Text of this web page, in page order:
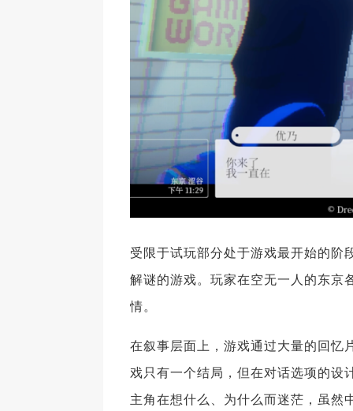
受限于试玩部分处于游戏最开始的阶
解谜的游戏。玩家在空无一人的东京
情。
在叙事层面上，游戏通过大量的回忆
戏只有一个结局，但在对话选项的
主角在想什么、为什么而迷茫，虽然